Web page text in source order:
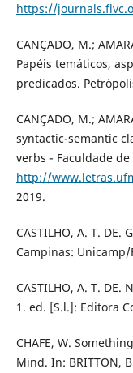
https://
CANÇADO, M.;
Papéis temáticos,
predicados.
CANÇADO, M.;
syntactic-semantic
verbs - Faculdade
http://
2019.
CASTILHO, A. T.
Campinas: Unicamp/
CASTILHO, A. T.
1. ed. [S.l.]: Editora
CHAFE, W.
Mind. In: BRITTON,